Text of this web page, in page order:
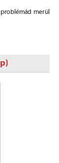
merül